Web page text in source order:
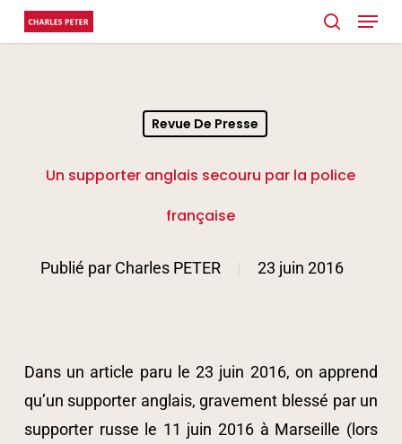
Skip
to
search
Menu
Revue De Presse
Un supporter anglais secouru par la police
française
Publié par Charles PETER 23 juin 2016
Dans un article paru le 23 juin 2016, on apprend
qu’un supporter anglais, gravement blessé par un
supporter russe le 11 juin 2016 à Marseille (lors